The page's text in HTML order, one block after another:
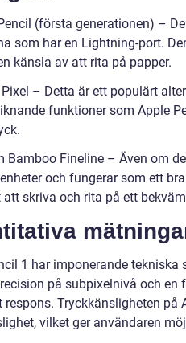
(första generationen) –
som har en Lightning-port.
känsla av att rita på papper.
– Detta är ett populärt
funktioner som Apple
Bamboo Fineline – Även om
och fungerar som ett
skriva och rita på ett
1 har imponerande
på subpixelnivå och
respons. Tryckkänsligheten på
vilket ger användaren